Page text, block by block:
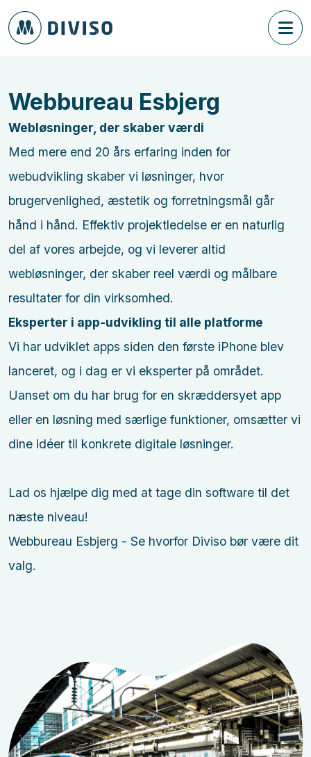
Webbureau Esbjerg
Webløsninger, der skaber værdi
Med mere end 20 års erfaring inden for
webudvikling skaber vi løsninger, hvor
brugervenlighed, æstetik og forretningsmål går
hånd i hånd. Effektiv projektledelse er en naturlig
del af vores arbejde, og vi leverer altid
webløsninger, der skaber reel værdi og målbare
resultater for din virksomhed.
Eksperter i app-udvikling til alle platforme
Vi har udviklet apps siden den første iPhone blev
lanceret, og i dag er vi eksperter på området.
Uanset om du har brug for en skræddersyet app
eller en løsning med særlige funktioner, omsætter vi
dine idéer til konkrete digitale løsninger.
Lad os hjælpe dig med at tage din software til det
næste niveau!
Webbureau Esbjerg - Se hvorfor Diviso bør være dit
valg.